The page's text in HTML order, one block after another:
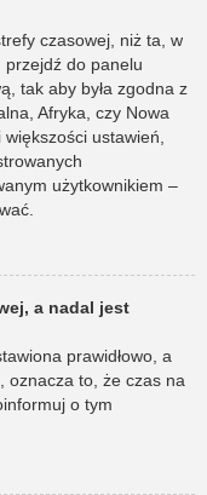
czasowej, niż ta, w
przejdź do panelu
tak aby była zgodna z
Afryka, czy Nowa
ustawień,
użytkownikiem –
a nadal jest
prawidłowo, a
oznacza to, że czas na
o tym